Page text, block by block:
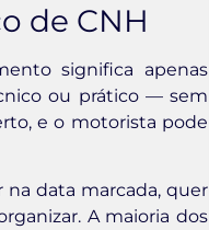
de CNH
significa apenas
ou prático — sem
e o motorista pode
data marcada, quer
A maioria dos